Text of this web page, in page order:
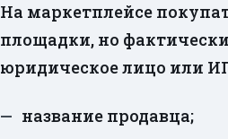
На маркетплейсе
площадки, но
юридическое лицо или
название продавца;